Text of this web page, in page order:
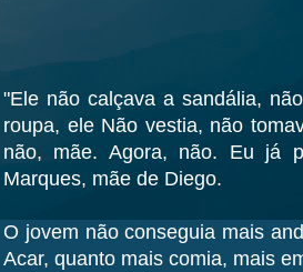
"Ele não calçava a sandália,
roupa, ele Não vestia, não
não, mãe. Agora, não. Eu já
Marques, mãe de Diego.
O jovem não conseguia mais
Acar, quanto mais comia, mais